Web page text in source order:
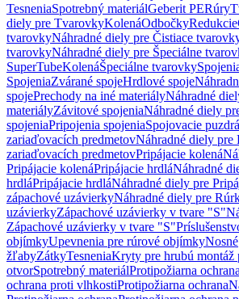
TesneniaSpotrebný materiálGeberit PERúry
diely pre TvarovkyKolenáOdbočkyRedukcie
tvarovkyNáhradné diely pre Čistiace
tvarovkyNáhradné diely pre Špeciálne
SuperTubeKolenáŠpeciálne tvarovky
SpojeniaZvárané spojeHrdlové spoje
spojePrechody na iné materiályNáhradné
materiályZávitové spojeniaNáhradné diely
spojeniaPripojenia spojeniaSpojovacie puzdrá
zariaďovacích predmetovNáhradné diely pre
zariaďovacích predmetovPripájacie kolená
Pripájacie kolenáPripájacie hrdláNáhradné
hrdláPripájacie hrdláNáhradné diely pre
zápachové uzávierkyNáhradné diely pre
uzávierkyZápachové uzávierky v tvare "S"
Zápachové uzávierky v tvare "S"
objímkyUpevnenia pre rúrové objímkyNosné
žľabyZátkyTesneniaKryty pre hrubú montáž
otvorSpotrebný materiálProtipožiarna
ochrana proti vlhkostiProtipožiarna ochrana